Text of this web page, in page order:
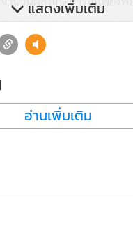
ที่สนใจเข้าร่วมโครงการจัด
ร.บ.การจัดซื้อจัดจ้างและก
ะเปิดรับสมัครบุคคลที่มีควา
สมบัติเสนอต่อองค์กรต่อ
ณาขึ้นบัญชีรายชื่อผู้สังเกตก
กล่าวว่า การจัดทำข้อตกลง
แสดงเพิ่มเติม
อ่านเพิ่มเติม
ล่าสุด